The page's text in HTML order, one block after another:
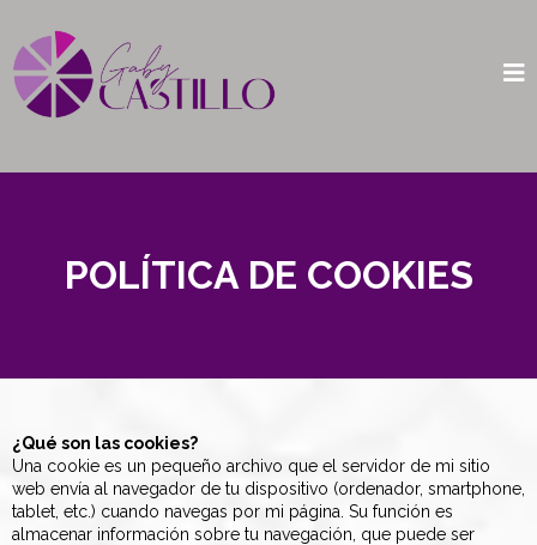
POLÍTICA DE COOKIES
¿Qué son las cookies?
Una cookie es un pequeño archivo que el servidor de mi sitio
web envía al navegador de tu dispositivo (ordenador, smartphone,
tablet, etc.) cuando navegas por mi página. Su función es
almacenar información sobre tu navegación, que puede ser